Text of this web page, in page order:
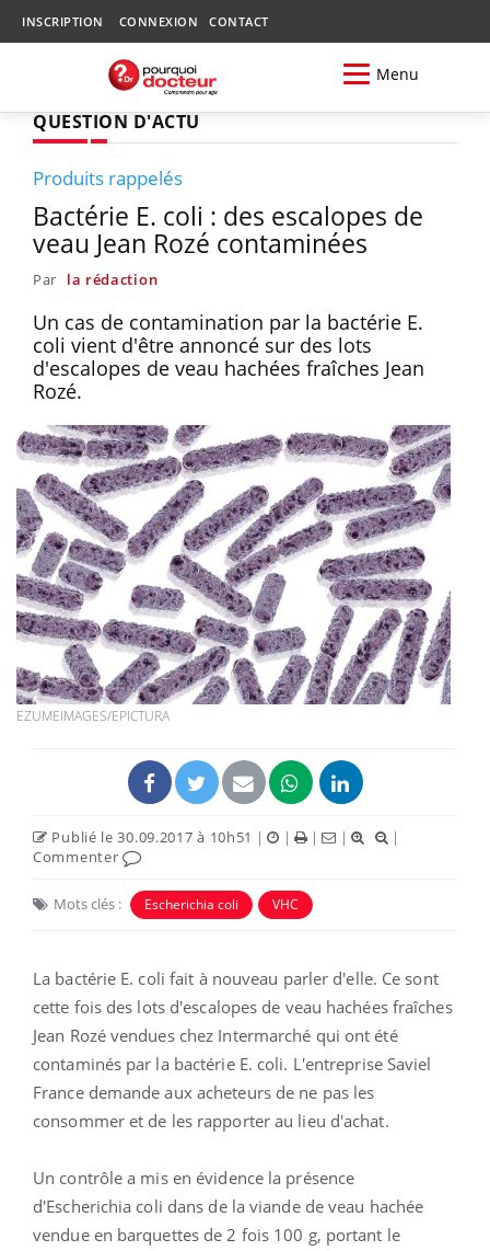
INSCRIPTION CONNEXION CONTACT
Menu
QUESTION D'ACTU
Produits rappelés
Bactérie E. coli : des escalopes de
veau Jean Rozé contaminées
Par la rédaction
Un cas de contamination par la bactérie E.
coli vient d'être annoncé sur des lots
d'escalopes de veau hachées fraîches Jean
Rozé.
EZUMEIMAGES/EPICTURA
Publié le 30.09.2017 à 10h51 | | | |
|
Commenter
Mots clés : Escherichia coli VHC
La bactérie E. coli fait à nouveau parler d'elle. Ce sont
cette fois des lots d'escalopes de veau hachées fraîches
Jean Rozé vendues chez Intermarché qui ont été
contaminés par la bactérie E. coli. L'entreprise Saviel
France demande aux acheteurs de ne pas les
consommer et de les rapporter au lieu d'achat.
Un contrôle a mis en évidence la présence
d'Escherichia coli dans de la viande de veau hachée
vendue en barquettes de 2 fois 100 g, portant le